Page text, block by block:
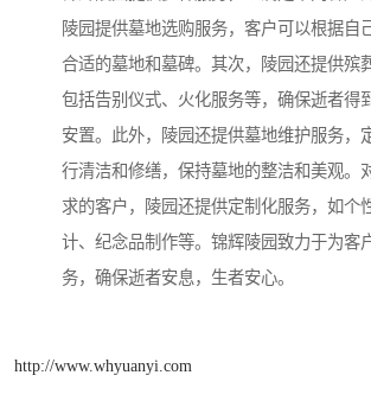
陵园提供墓地选购服务，客户可以根据自
合适的墓地和墓碑。其次，陵园还提供殡
包括告别仪式、火化服务等，确保逝者得
安置。此外，陵园还提供墓地维护服务，
行清洁和修缮，保持墓地的整洁和美观。
求的客户，陵园还提供定制化服务，如个
计、纪念品制作等。锦辉陵园致力于为客
务，确保逝者安息，生者安心。
http://www.whyuanyi.com